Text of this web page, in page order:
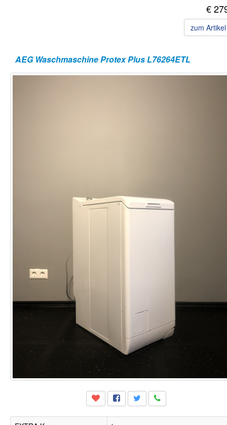
€
zum
AEG Waschmaschine Protex Plus L76264ETL